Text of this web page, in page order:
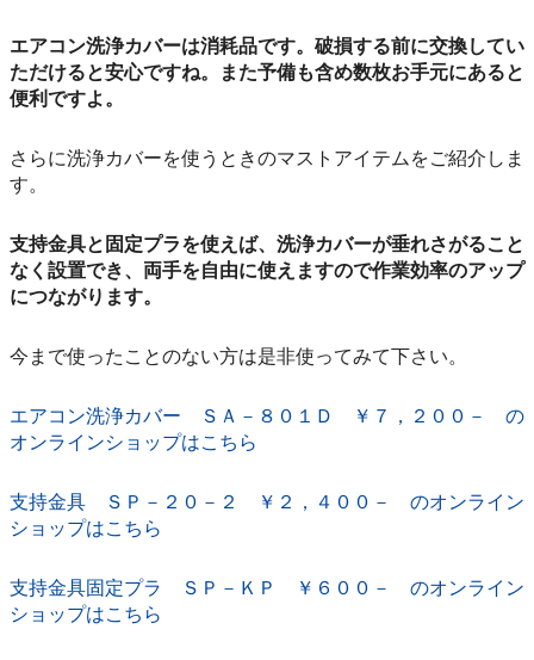
エアコン洗浄カバーは消耗品です。破損する前に交換してい
ただけると安心ですね。また予備も含め数枚お手元にあると
便利ですよ。
さらに洗浄カバーを使うときのマストアイテムをご紹介しま
す。
支持金具と固定プラを使えば、洗浄カバーが垂れさがること
なく設置でき、両手を自由に使えますので作業効率のアップ
につながります。
今まで使ったことのない方は是非使ってみて下さい。
エアコン洗浄カバー ＳＡ－８０１Ｄ ￥７，２００－ の
オンラインショップはこちら
支持金具 ＳＰ－２０－２ ￥２，４００－ のオンライン
ショップはこちら
支持金具固定プラ ＳＰ－ＫＰ ￥６００－ のオンライン
ショップはこちら